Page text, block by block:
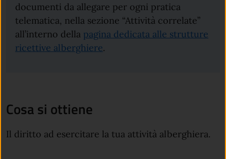
documenti da allegare per ogni pratica
telematica, nella sezione “Attività correlate”
all’interno della pagina dedicata alle strutture
ricettive alberghiere.
Cosa si ottiene
Il diritto ad esercitare la tua attività alberghiera.